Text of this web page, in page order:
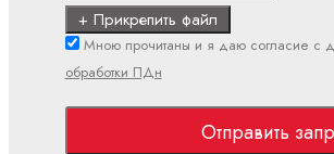
(IP67)
Поточный
(IP20)
Двигатели и
+ Прикрепить файл
Мною прочитаны и я даю согласие с
обработки ПДн
Отправить